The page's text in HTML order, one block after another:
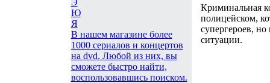
Э
Ю
Я
В нашем магазине более
1000 сериалов и концертов
на dvd. Любой из них, вы
сможете быстро найти,
воспользовавшись поиском.
Криминальная
полицейском,
супергероев,
ситуации.